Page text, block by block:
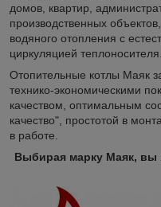
домов, квартир,
производственных
водяного отопления с
циркуляцией теплоносителя.
Отопительные котлы Маяк
технико-экономическими
качеством, оптимальным
качество", простотой в
в работе.
Выбирая марку Маяк, вы